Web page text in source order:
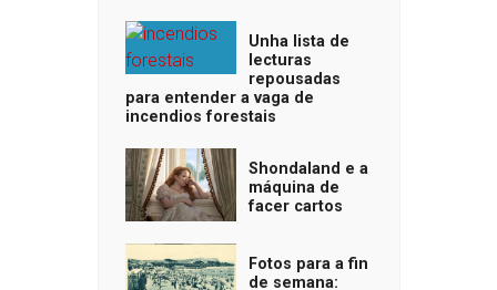
Unha lista de
lecturas
repousadas
para entender a vaga de
incendios forestais
Shondaland e a
máquina de
facer cartos
Fotos para a fin
de semana: